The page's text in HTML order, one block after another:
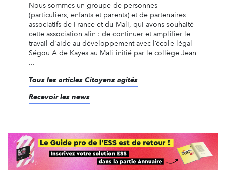
Nous sommes un groupe de personnes
(particuliers, enfants et parents) et de partenaires
associatifs de France et du Mali, qui avons souhaité
cette association afin : de continuer et amplifier le
travail d'aide au développement avec l’école légal
Ségou A de Kayes au Mali initié par le collège Jean
...
Tous les articles Citoyens agités
Recevoir les news